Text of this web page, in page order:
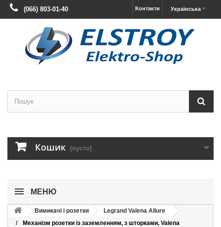
Українська
Контакти
(066) 803-01-40
Кошик (пусто)
МЕНЮ
Вимикачі і розетки
Legrand Valena Allure
Механізм розетки із заземленням, з шторками, Valena